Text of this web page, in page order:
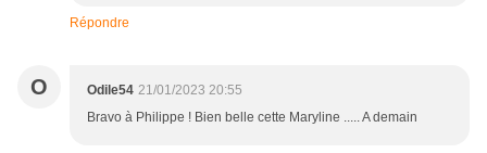
Répondre
O Odile54 21/01/2023 20:55
Bravo à Philippe ! Bien belle cette Maryline ..... A demain